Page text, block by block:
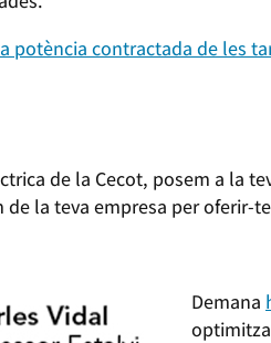
potència contractada de les
de la Cecot, posem a la
la teva empresa per oferir-
Demana